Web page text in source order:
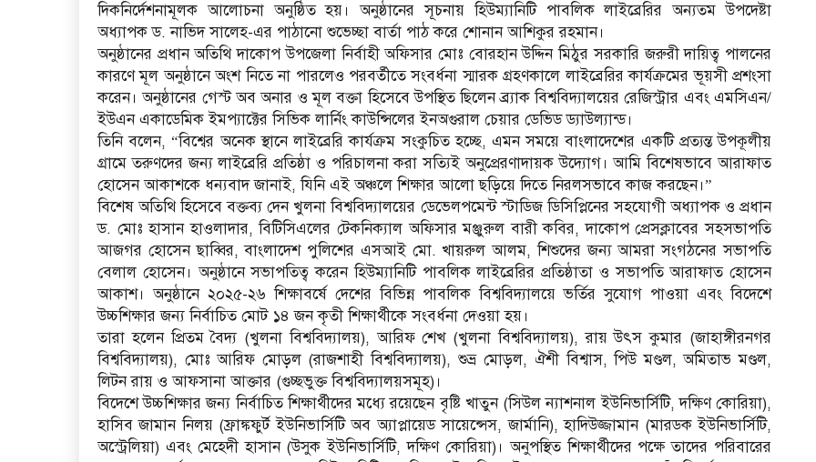
দিকনির্দেশনামূলক আলোচনা অনুষ্ঠিত হয়। অনুষ্ঠানের সূচনায় হিউম্যানিটি পাবলিক লাইব্রেরির অন্যতম উপদেষ্টা
অধ্যাপক ড. নাভিদ সালেহ-এর পাঠানো শুভেচ্ছা বার্তা পাঠ করে শোনান আশিকুর রহমান।
অনুষ্ঠানের প্রধান অতিথি দাকোপ উপজেলা নির্বাহী অফিসার মোঃ বোরহান উদ্দিন মিঠুর সরকারি জরুরী দায়িত্ব পালনের
কারণে মূল অনুষ্ঠানে অংশ নিতে না পারলেও পরবর্তীতে সংবর্ধনা স্মারক গ্রহণকালে লাইব্রেরির কার্যক্রমের ভূয়সী প্রশংসা
করেন। অনুষ্ঠানের গেস্ট অব অনার ও মূল বক্তা হিসেবে উপস্থিত ছিলেন ব্র্যাক বিশ্ববিদ্যালয়ের রেজিস্ট্রার এবং এমসিএন/
ইউএন একাডেমিক ইমপ্যাক্টের সিভিক লার্নিং কাউন্সিলের ইনঅগুরাল চেয়ার ডেভিড ড্যাউল্যান্ড।
তিনি বলেন, “বিশ্বের অনেক স্থানে লাইব্রেরি কার্যক্রম সংকুচিত হচ্ছে, এমন সময়ে বাংলাদেশের একটি প্রত্যন্ত উপকূলীয়
গ্রামে তরুণদের জন্য লাইব্রেরি প্রতিষ্ঠা ও পরিচালনা করা সত্যিই অনুপ্রেরণাদায়ক উদ্যোগ। আমি বিশেষভাবে আরাফাত
হোসেন আকাশকে ধন্যবাদ জানাই, যিনি এই অঞ্চলে শিক্ষার আলো ছড়িয়ে দিতে নিরলসভাবে কাজ করছেন।”
বিশেষ অতিথি হিসেবে বক্তব্য দেন খুলনা বিশ্ববিদ্যালয়ের ডেভেলপমেন্ট স্টাডিজ ডিসিপ্লিনের সহযোগী অধ্যাপক ও প্রধান
ড. মোঃ হাসান হাওলাদার, বিটিসিএলের টেকনিক্যাল অফিসার মঞ্জুরুল বারী কবির, দাকোপ প্রেসক্লাবের সহসভাপতি
আজগর হোসেন ছাব্বির, বাংলাদেশ পুলিশের এসআই মো. খায়রুল আলম, শিশুদের জন্য আমরা সংগঠনের সভাপতি
বেলাল হোসেন। অনুষ্ঠানে সভাপতিত্ব করেন হিউম্যানিটি পাবলিক লাইব্রেরির প্রতিষ্ঠাতা ও সভাপতি আরাফাত হোসেন
আকাশ। অনুষ্ঠানে ২০২৫-২৬ শিক্ষাবর্ষে দেশের বিভিন্ন পাবলিক বিশ্ববিদ্যালয়ে ভর্তির সুযোগ পাওয়া এবং বিদেশে
উচ্চশিক্ষার জন্য নির্বাচিত মোট ১৪ জন কৃতী শিক্ষার্থীকে সংবর্ধনা দেওয়া হয়।
তারা হলেন প্রিতম বৈদ্য (খুলনা বিশ্ববিদ্যালয়), আরিফ শেখ (খুলনা বিশ্ববিদ্যালয়), রায় উৎস কুমার (জাহাঙ্গীরনগর
বিশ্ববিদ্যালয়), মোঃ আরিফ মোড়ল (রাজশাহী বিশ্ববিদ্যালয়), শুভ্র মোড়ল, ঐশী বিশ্বাস, পিউ মণ্ডল, অমিতাভ মণ্ডল,
লিটন রায় ও আফসানা আক্তার (গুচ্ছভুক্ত বিশ্ববিদ্যালয়সমূহ)।
বিদেশে উচ্চশিক্ষার জন্য নির্বাচিত শিক্ষার্থীদের মধ্যে রয়েছেন বৃষ্টি খাতুন (সিউল ন্যাশনাল ইউনিভার্সিটি, দক্ষিণ কোরিয়া),
হাসিব জামান নিলয় (ফ্রাঙ্কফুর্ট ইউনিভার্সিটি অব অ্যাপ্লায়েড সায়েন্সেস, জার্মানি), হাদিউজ্জামান (মারডক ইউনিভার্সিটি,
অস্ট্রেলিয়া) এবং মেহেদী হাসান (উসুক ইউনিভার্সিটি, দক্ষিণ কোরিয়া)। অনুপস্থিত শিক্ষার্থীদের পক্ষে তাদের পরিবারের